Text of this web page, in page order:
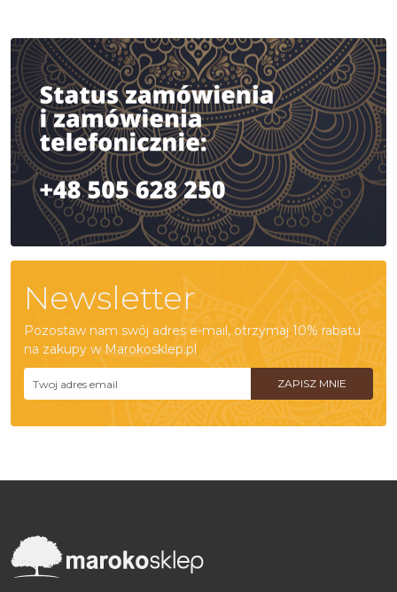
Newsletter
Pozostaw nam swój adres e-mail, otrzymaj 10% rabatu
na zakupy w Marokosklep.pl